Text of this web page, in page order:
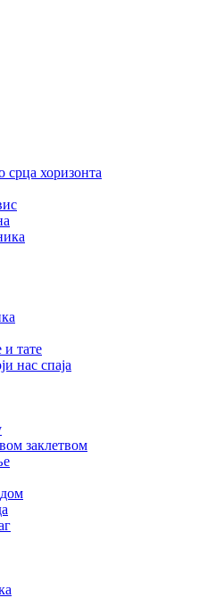
срца хоризонта
и тате
нас спаја
заклетвом